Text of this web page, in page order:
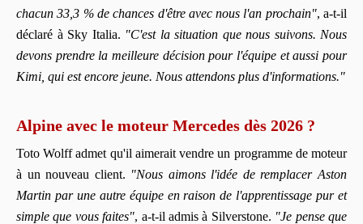
chacun 33,3 % de chances d'être avec nous l'an prochain", a-t-il
déclaré à Sky Italia. "C'est la situation que nous suivons. Nous
devons prendre la meilleure décision pour l'équipe et aussi pour
Kimi, qui est encore jeune. Nous attendons plus d'informations."
Alpine avec le moteur Mercedes dès 2026 ?
Toto Wolff admet qu'il aimerait vendre un programme de moteur
à un nouveau client. "Nous aimons l'idée de remplacer Aston
Martin par une autre équipe en raison de l'apprentissage pur et
simple que vous faites", a-t-il admis à Silverstone. "Je pense que